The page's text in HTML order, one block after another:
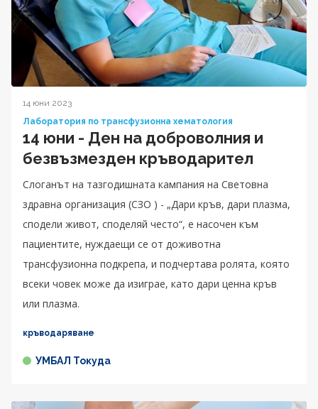
14 юни 2023
Лаборатория по трансфузионна хематология
14 юни - Ден на доброволния и
безвъзмезден кръводарител
Слоганът на тазгодишната кампания на Световна
здравна организация (СЗО ) - „Дари кръв, дари плазма,
сподели живот, споделяй често“, е насочен към
пациентите, нуждаещи се от доживотна
трансфузионна подкрепа, и подчертава ролята, която
всеки човек може да изиграе, като дари ценна кръв
или плазма.
кръводаряване
УМБАЛ Токуда